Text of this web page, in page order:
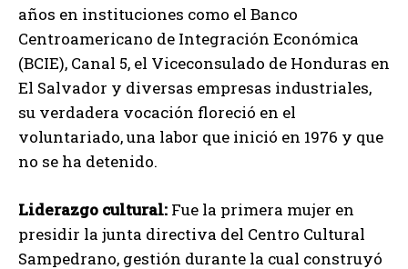
años en instituciones como el Banco
Centroamericano de Integración Económica
(BCIE), Canal 5, el Viceconsulado de Honduras en
El Salvador y diversas empresas industriales,
su verdadera vocación floreció en el
voluntariado, una labor que inició en 1976 y que
no se ha detenido.
Liderazgo cultural: Fue la primera mujer en
presidir la junta directiva del Centro Cultural
Sampedrano, gestión durante la cual construyó